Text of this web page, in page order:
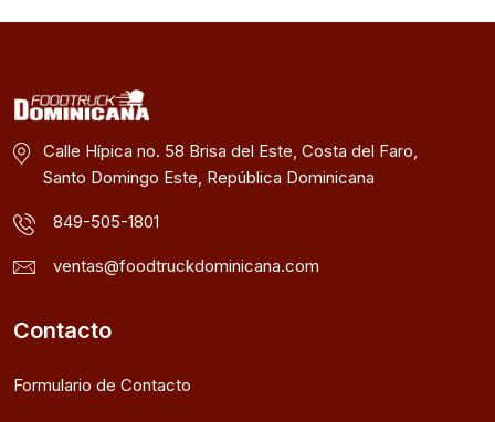
Calle Hípica no. 58 Brisa del Este, Costa del Faro,
Santo Domingo Este, República Dominicana
849-505-1801
ventas@foodtruckdominicana.com
Contacto
Formulario de Contacto